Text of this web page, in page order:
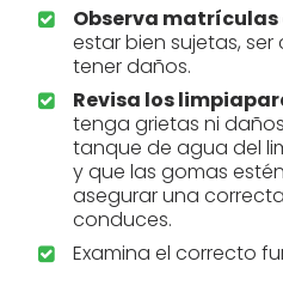
Observa matrículas
estar bien sujetas,
tener daños.
Revisa los
tenga grietas ni
tanque de agua del
y que las gomas
asegurar una
conduces.
Examina el correcto